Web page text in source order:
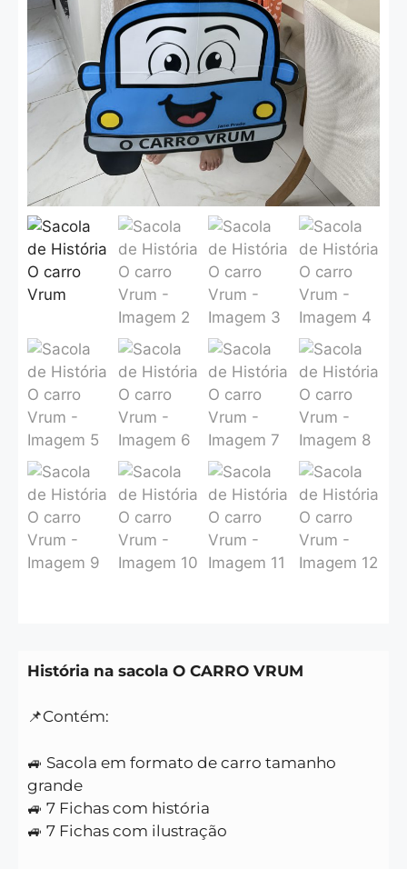
História na sacola O CARRO VRUM
📌Contém:
🚙 Sacola em formato de carro tamanho
grande
🚙 7 Fichas com história
🚙 7 Fichas com ilustração